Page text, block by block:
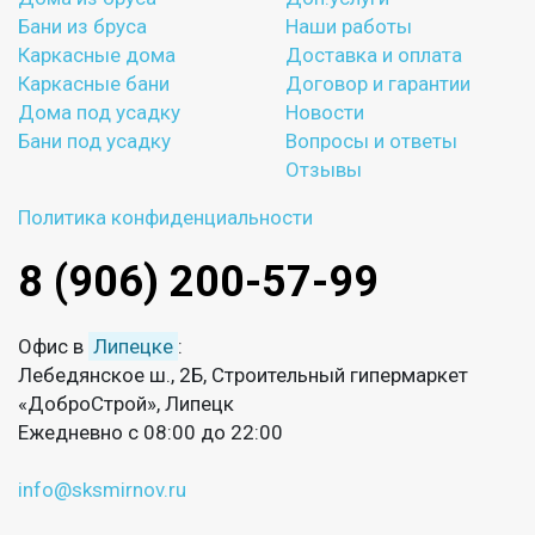
Бани из бруса
Каркасные дома
Каркасные бани
Дома под усадку
Бани под усадку
Наши работы
Доставка и оплата
Договор и гарантии
Новости
Вопросы и ответы
Отзывы
Политика конфиденциальности
8 (906) 200-57-99
Офис в Липецке :
Лебедянское ш., 2Б, Строительный гипермаркет
«ДоброСтрой», Липецк
Ежедневно с 08:00 до 22:00
info@sksmirnov.ru